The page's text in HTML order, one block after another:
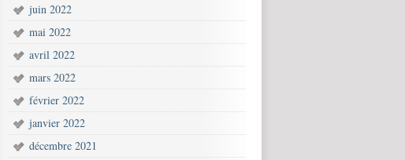
juin 2022
mai 2022
avril 2022
mars 2022
février 2022
janvier 2022
décembre 2021